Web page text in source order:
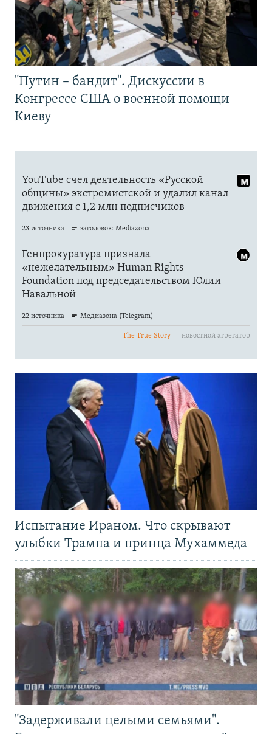
"Путин – бандит". Дискуссии в
Конгрессе США о военной помощи
Киеву
Испытание Ираном. Что скрывают
улыбки Трампа и принца Мухаммеда
"Задерживали целыми семьями".